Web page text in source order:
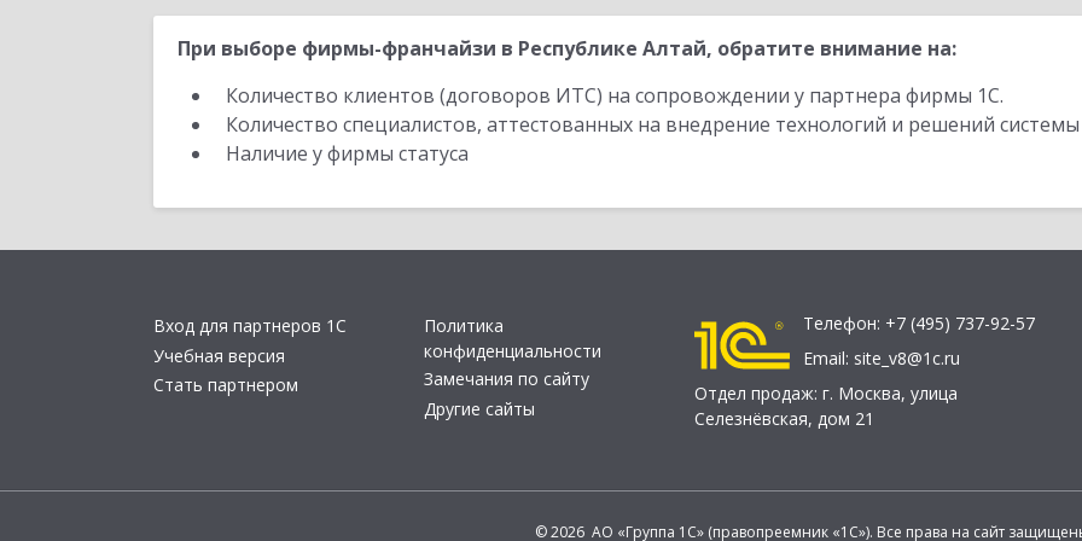
При выборе фирмы-франчайзи в Республике Алтай, обратите внимание на:
Количество клиентов (договоров ИТС) на сопровождении у партнера фирмы 1С.
Количество специалистов, аттестованных на внедрение технологий и решений
Наличие у фирмы статуса
Вход для партнеров 1С
Учебная версия
Стать партнером
Политика
конфиденциальности
Замечания по сайту
Другие сайты
Телефон: +7 (495) 737-92-57
Email: site_v8@1c.ru
Отдел продаж: г. Москва, улица
Селезнёвская, дом 21
© 2026 АО «Группа 1С» (правопреемник «1С»). Все права на сайт